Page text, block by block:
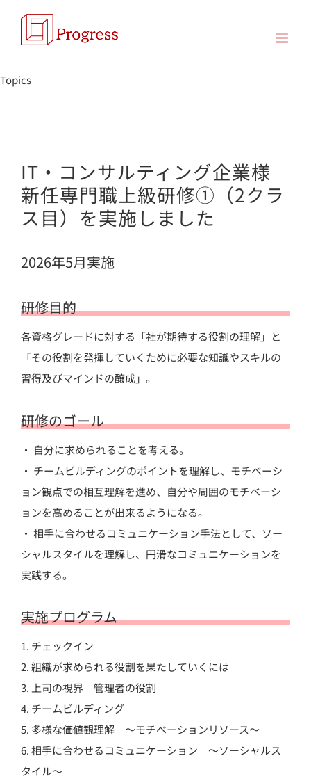
Topics
IT・コンサルティング企業様
新任専門職上級研修①（2クラ
ス目）を実施しました
2026年5月実施
研修目的
各資格グレードに対する「社が期待する役割の理解」と
「その役割を発揮していくために必要な知識やスキルの
習得及びマインドの醸成」。
研修のゴール
・ 自分に求められることを考える。
・ チームビルディングのポイントを理解し、モチベーシ
ョン観点での相互理解を進め、自分や周囲のモチベーシ
ョンを高めることが出来るようになる。
・ 相手に合わせるコミュニケーション手法として、ソー
シャルスタイルを理解し、円滑なコミュニケーションを
実践する。
実施プログラム
1. チェックイン
2. 組織が求められる役割を果たしていくには
3. 上司の視界 管理者の役割
4. チームビルディング
5. 多様な価値観理解 ～モチベーションリソース～
6. 相手に合わせるコミュニケーション ～ソーシャルス
タイル～